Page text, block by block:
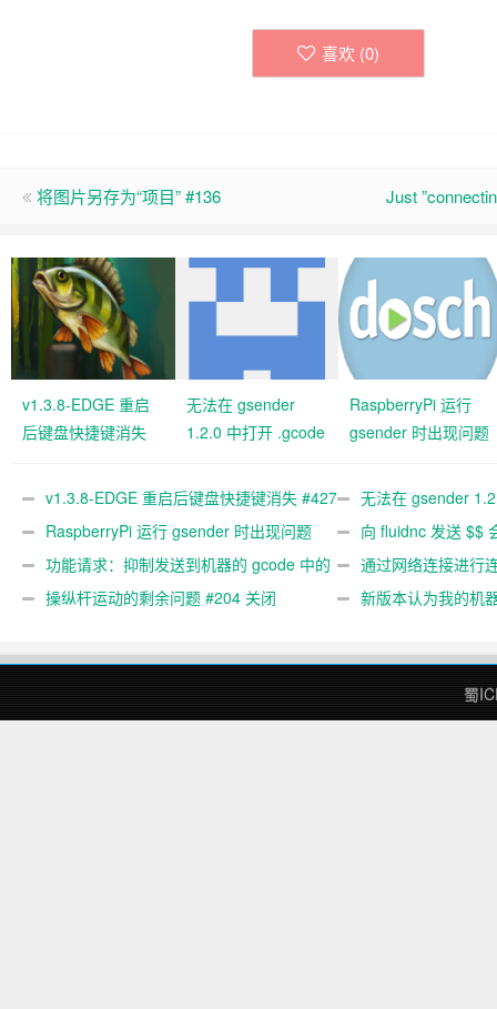
喜欢 (0)
将图片另存为“项目” #136 Just
v1.3.8-EDGE 重启
后键盘快捷键消失
无法在 gsender
1.2.0 中打开 .gcode
RaspberryPi 运行
gsender 时出现问题
v1.3.8-EDGE 重启后键盘快捷键消失 #427
关闭
无法在 gsender
#367
RaspberryPi 运行 gsender 时出现问题
#89
向 fluidnc 发送 $$
#473
功能请求：抑制发送到机器的 gcode 中的
gcode 注释。 #444 关闭
通过网络连接进行
操纵杆运动的剩余问题 #204 关闭
新版本认为我的机
蜀